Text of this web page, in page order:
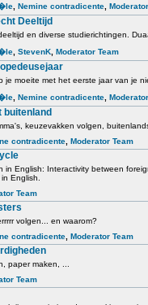
Nemine contradicente
Deeltijd
en diverse studierichtingen.
StevenK Moderator Team
je moeite met het eerste jaar van je
Nemine contradicente
buitenland
keuzevakken volgen,
contradicente Moderator Team
in English: Interactivity between
English.
Team
volgen... en waarom?
contradicente Moderator Team
paper maken, ...
Team